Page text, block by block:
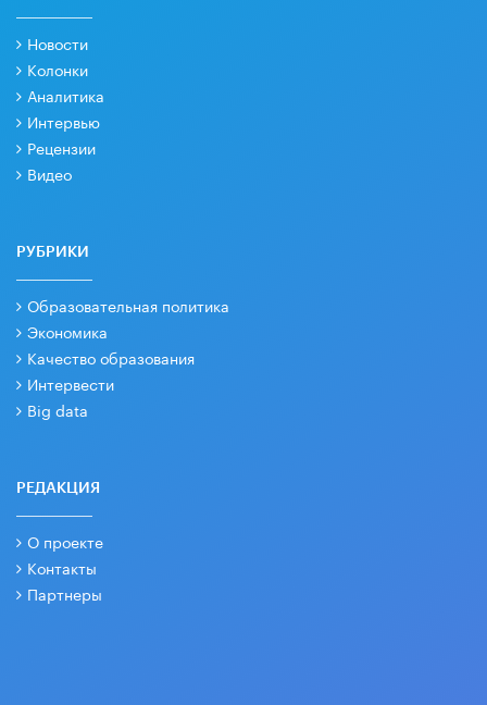
Новости
Колонки
Аналитика
Интервью
Рецензии
Видео
РУБРИКИ
Образовательная политика
Экономика
Качество образования
Интервести
Big data
РЕДАКЦИЯ
О проекте
Контакты
Партнеры